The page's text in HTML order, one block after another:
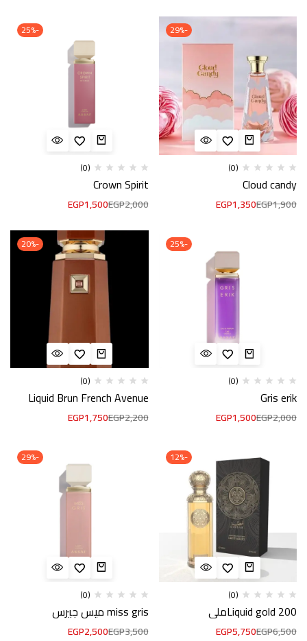
-29%
(0)
Cloud candy
EGP1,900
EGP1,350
-25%
(0)
Crown Spirit
EGP2,000
EGP1,500
-25%
(0)
Gris erik
EGP2,000
EGP1,500
-20%
(0)
Liquid Brun French Avenue
EGP2,200
EGP1,750
-12%
(0)
Liquid gold 200ملي
EGP6,500
EGP5,750
-29%
(0)
miss gris ميس جيرس
EGP3,500
EGP2,500